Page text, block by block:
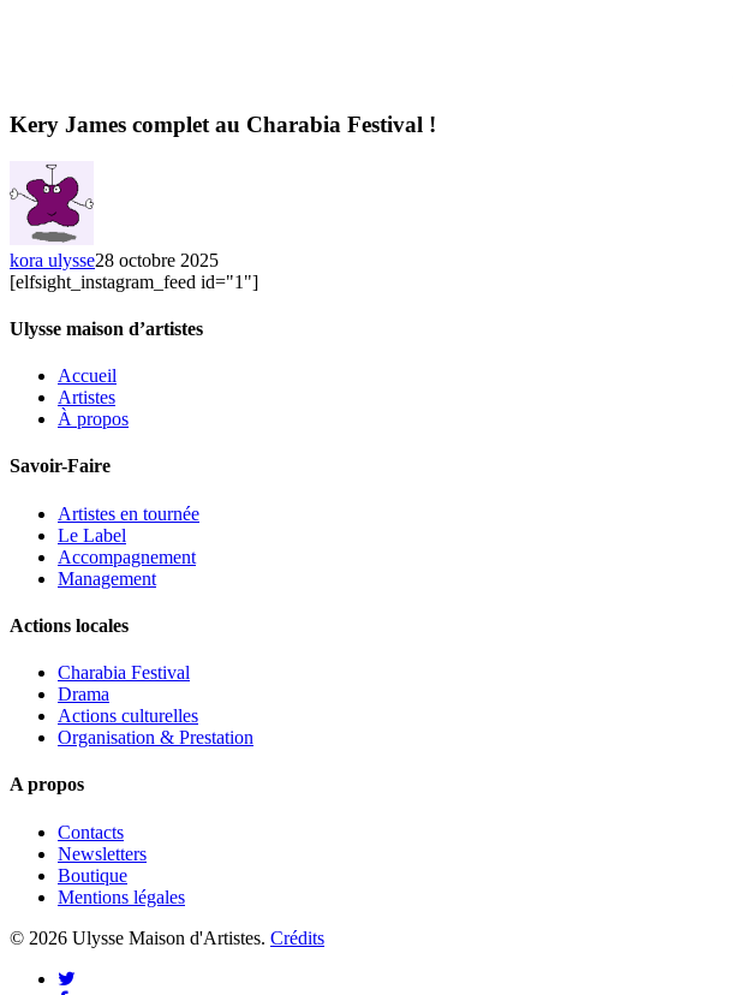
Kery James complet au Charabia Festival !
kora ulysse28 octobre 2025
[elfsight_instagram_feed id="1"]
Ulysse maison d’artistes
Accueil
Artistes
À propos
Savoir-Faire
Artistes en tournée
Le Label
Accompagnement
Management
Actions locales
Charabia Festival
Drama
Actions culturelles
Organisation & Prestation
A propos
Contacts
Newsletters
Boutique
Mentions légales
© 2026 Ulysse Maison d'Artistes. Crédits
twitter